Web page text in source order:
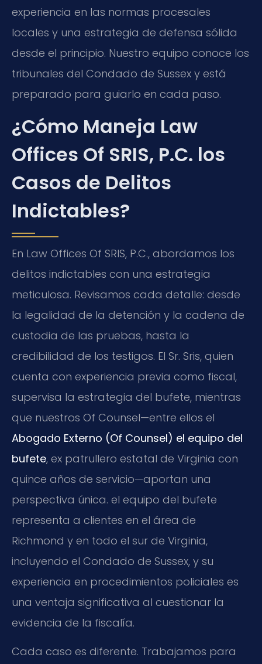
experiencia en las normas procesales
locales y una estrategia de defensa sólida
desde el principio. Nuestro equipo conoce los
tribunales del Condado de Sussex y está
preparado para guiarlo en cada paso.
¿Cómo Maneja Law
Offices Of SRIS, P.C. los
Casos de Delitos
Indictables?
En Law Offices Of SRIS, P.C., abordamos los
delitos indictables con una estrategia
meticulosa. Revisamos cada detalle: desde
la legalidad de la detención y la cadena de
custodia de las pruebas, hasta la
credibilidad de los testigos. El Sr. Sris, quien
cuenta con experiencia previa como fiscal,
supervisa la estrategia del bufete, mientras
que nuestros Of Counsel—entre ellos el
Abogado Externo (Of Counsel) el equipo del
bufete, ex patrullero estatal de Virginia con
quince años de servicio—aportan una
perspectiva única. el equipo del bufete
representa a clientes en el área de
Richmond y en todo el sur de Virginia,
incluyendo el Condado de Sussex, y su
experiencia en procedimientos policiales es
una ventaja significativa al cuestionar la
evidencia de la fiscalía.
Cada caso es diferente. Trabajamos para